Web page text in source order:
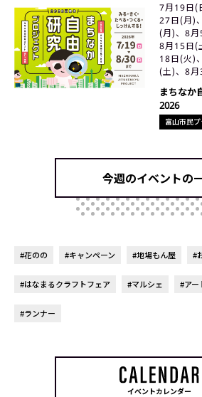
富山市民
7月19日(
27日(月)
(月)、8月
8月15日(
18日(火)
(土)、8
まちなか
2026
今週のイベントの
#花のの #キャンペーン #地場もん屋 #
#はなまるクラフトフェア #マルシェ #アー
#ランナー
イベントカレンダー